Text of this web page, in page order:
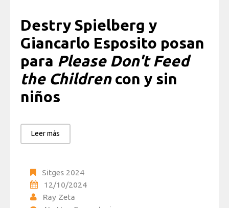
Destry Spielberg y
Giancarlo Esposito posan
para Please Don't Feed
the Childrencon y sin
niños
Leer más
Sitges 2024
12/10/2024
Ray Zeta